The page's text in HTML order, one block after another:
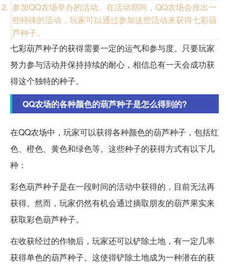
参加QQ农场举办的活动。在活动期间，QQ农场会推出一
些特殊的活动，玩家可以通过参加这些活动来获得七彩葫
芦种子。
七彩葫芦种子的获得需要一定的运气和参与度。只要玩家
努力参与活动并保持持续的耐心，相信总有一天会成功获
得这个独特的种子。
QQ农场的各种颜色的葫芦种子是怎么得到的?
在QQ农场中，玩家可以获得各种颜色的葫芦种子，包括红
色、橙色、黄色和绿色等。这些种子的获得方式有以下几
种：
彩色葫芦种子是在一段时间的活动中获得的，目前无法再
获得。然而，玩家仍然有机会通过摘取朋友的葫芦果实来
获取彩色葫芦种子。
在收获经过的作物后，玩家还可以铲除土地，有一定几率
获得单色的葫芦种子。这使得铲除土地成为一种潜在的获